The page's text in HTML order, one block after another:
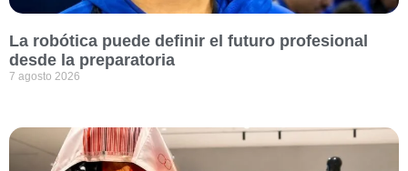
La robótica puede definir el futuro profesional
desde la preparatoria
7 agosto 2026